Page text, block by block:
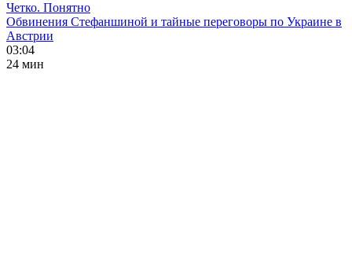
Четко. Понятно
Обвинения Стефаншиной и тайные переговоры по Украине в
Австрии
03:04
24 мин